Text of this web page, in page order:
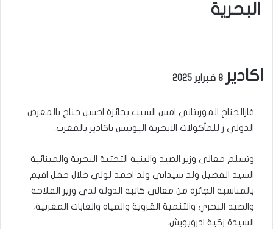
البحرية
اكادير
فازالجناح الموريتاني امس السبت بجائزة احسن جناح بالمعرض
الدولي ر للمأكولات الابحرية اليوتيس باكادير بالمغرب.
وتسلم معالى وزير الصيد والبنية التحتية البحرية والمينائية
السيد الفضيل ولد سيداتى ولد احمد لولي خلال حفل اقيم
بالمناسبة الجائزة من معالى كاتبة الدولة لدى وزير الفلاحة
والصيد البحري والتنمية القروية والمياه والغابات المغربية،
السيدة زكية ادرويويش.